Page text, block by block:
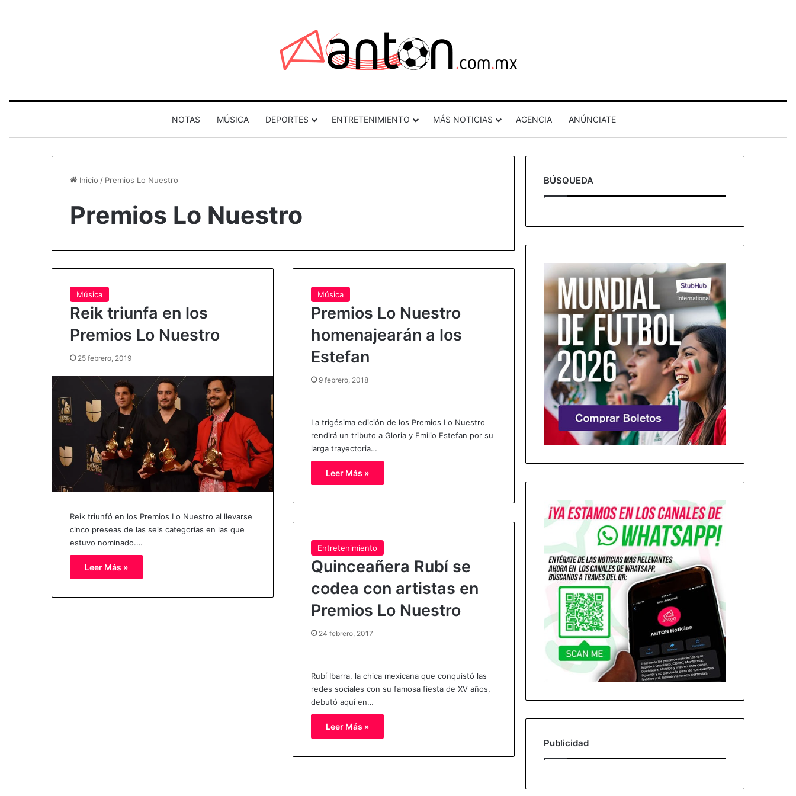
NOTAS MÚSICA DEPORTES ENTRETENIMIENTO MÁS NOTICIAS AGENCIA ANÚNCIATE
Inicio / Premios Lo Nuestro
Premios Lo Nuestro
Música
Reik triunfa en los
Premios Lo Nuestro
25 febrero, 2019
Reik triunfó en los Premios Lo Nuestro al llevarse
cinco preseas de las seis categorías en las que
estuvo nominado.…
Leer Más »
Música
Premios Lo Nuestro
homenajearán a los
Estefan
9 febrero, 2018
La trigésima edición de los Premios Lo Nuestro
rendirá un tributo a Gloria y Emilio Estefan por su
larga trayectoria…
Leer Más »
Entretenimiento
Quinceañera Rubí se
codea con artistas en
Premios Lo Nuestro
24 febrero, 2017
Rubí Ibarra, la chica mexicana que conquistó las
redes sociales con su famosa fiesta de XV años,
debutó aquí en…
Leer Más »
BÚSQUEDA
Publicidad